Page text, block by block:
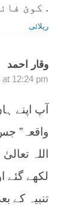
. کوئ
رپلائی
وقار احمد
12:24 pm
آپ اپنے
واقعہ”
اللہ
لکھے گئے
تنبیہ کے